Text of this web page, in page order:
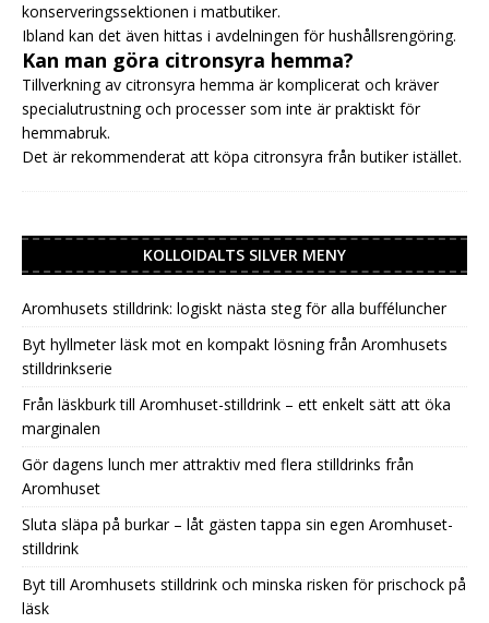
konserveringssektionen i matbutiker.
Ibland kan det även hittas i avdelningen för hushållsrengöring.
Kan man göra citronsyra hemma?
Tillverkning av citronsyra hemma är komplicerat och kräver
specialutrustning och processer som inte är praktiskt för
hemmabruk.
Det är rekommenderat att köpa citronsyra från butiker istället.
KOLLOIDALTS SILVER MENY
Aromhusets stilldrink: logiskt nästa steg för alla bufféluncher
Byt hyllmeter läsk mot en kompakt lösning från Aromhusets
stilldrinkserie
Från läskburk till Aromhuset-stilldrink – ett enkelt sätt att öka
marginalen
Gör dagens lunch mer attraktiv med flera stilldrinks från
Aromhuset
Sluta släpa på burkar – låt gästen tappa sin egen Aromhuset-
stilldrink
Byt till Aromhusets stilldrink och minska risken för prischock på
läsk